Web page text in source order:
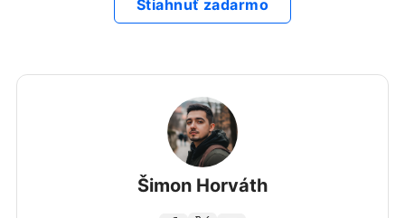
Stiahnuť zadarmo
Šimon Horváth